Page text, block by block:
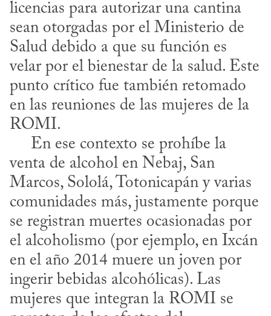
licencias para autorizar una cantina
sean otorgadas por el Ministerio de
Salud debido a que su función es
velar por el bienestar de la salud. Este
punto crítico fue también retomado
en las reuniones de las mujeres de la
ROMI.
venta de alcohol en Nebaj, San
Marcos, Sololá, Totonicapán y varias
comunidades más, justamente porque
se registran muertes ocasionadas por
el alcoholismo (por ejemplo, en Ixcán
en el año 2014 muere un joven por
ingerir bebidas alcohólicas). Las
mujeres que integran la ROMI se